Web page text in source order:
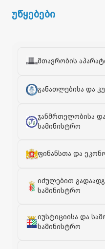
უწყებები
მთავრობის
განათლებისა და
ჯანმრთელობისა
სამინისტრო
ფინანსთა და
იძულებით
სამინისტრო
იუსტიციისა და
სამინისტრო